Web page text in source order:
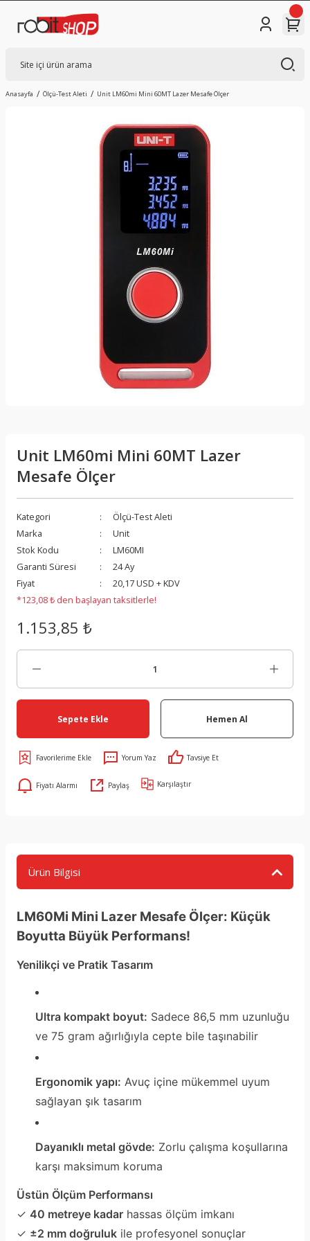
Anasayfa Ölçü-Test Aleti Unit LM60mi Mini 60MT Lazer Mesafe Ölçer
Unit LM60mi Mini 60MT Lazer
Mesafe Ölçer
Kategori
Ölçü-Test Aleti
Marka
Unit
Stok Kodu
LM60MI
Garanti Süresi
24 Ay
Fiyat
20,17 USD + KDV
*123,08 ₺ den başlayan taksitlerle!
1.153,85 ₺
Sepete Ekle Hemen Al
Yorum Yaz Tavsiye Et
Fiyatı Alarmı Paylaş Karşılaştır
Ürün Bilgisi
LM60Mi Mini Lazer Mesafe Ölçer: Küçük
Boyutta Büyük Performans!
Yenilikçi ve Pratik Tasarım
Ultra kompakt boyut: Sadece 86,5 mm uzunluğu
ve 75 gram ağırlığıyla cepte bile taşınabilir
Ergonomik yapı: Avuç içine mükemmel uyum
sağlayan şık tasarım
Dayanıklı metal gövde: Zorlu çalışma koşullarına
karşı maksimum koruma
Üstün Ölçüm Performansı
✓ 40 metreye kadar hassas ölçüm imkanı
✓ ±2 mm doğruluk ile profesyonel sonuçlar